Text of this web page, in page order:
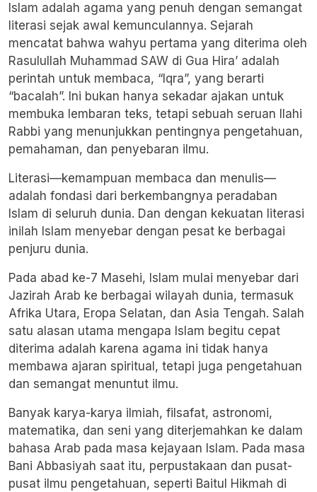
Islam adalah agama yang penuh dengan semangat
literasi sejak awal kemunculannya. Sejarah
mencatat bahwa wahyu pertama yang diterima oleh
Rasulullah Muhammad SAW di Gua Hira’ adalah
perintah untuk membaca, “Iqra”, yang berarti
“bacalah”. Ini bukan hanya sekadar ajakan untuk
membuka lembaran teks, tetapi sebuah seruan Ilahi
Rabbi yang menunjukkan pentingnya pengetahuan,
pemahaman, dan penyebaran ilmu.
Literasi—kemampuan membaca dan menulis—
adalah fondasi dari berkembangnya peradaban
Islam di seluruh dunia. Dan dengan kekuatan literasi
inilah Islam menyebar dengan pesat ke berbagai
penjuru dunia.
Pada abad ke-7 Masehi, Islam mulai menyebar dari
Jazirah Arab ke berbagai wilayah dunia, termasuk
Afrika Utara, Eropa Selatan, dan Asia Tengah. Salah
satu alasan utama mengapa Islam begitu cepat
diterima adalah karena agama ini tidak hanya
membawa ajaran spiritual, tetapi juga pengetahuan
dan semangat menuntut ilmu.
Banyak karya-karya ilmiah, filsafat, astronomi,
matematika, dan seni yang diterjemahkan ke dalam
bahasa Arab pada masa kejayaan Islam. Pada masa
Bani Abbasiyah saat itu, perpustakaan dan pusat-
pusat ilmu pengetahuan, seperti Baitul Hikmah di